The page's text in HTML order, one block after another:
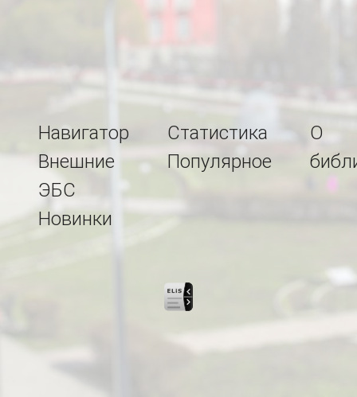
Навигатор
Внешние
ЭБС
Новинки
Статистика
Популярное
О